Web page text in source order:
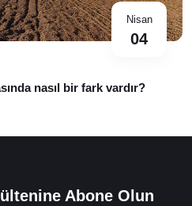
Nisan
04
nasıl bir fark vardır?
Abone Olun